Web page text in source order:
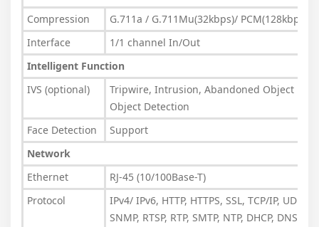
Compression
G.711a / G.711Mu(32kbps)/ PCM(128kbps)
Interface
1/1 channel In/Out
Intelligent Function
IVS (optional)
Tripwire, Intrusion, Abandoned Object
Object Detection
Face Detection
Support
Network
Ethernet
RJ-45 (10/100Base-T)
Protocol
IPv4/ IPv6, HTTP, HTTPS, SSL, TCP/IP, UDP,
SNMP, RTSP, RTP, SMTP, NTP, DHCP, DNS,